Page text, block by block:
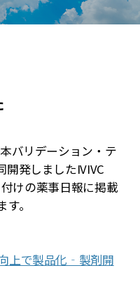
バリデーション・テ
開発しましたIVIVC
けの薬事日報に掲載
。
上で製品化‐製剤開